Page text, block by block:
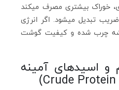
خوراک بیشتری مصرف میکند
تبدیل میشود. اگر انرژی
چرب شده و کیفیت گوشت
و اسیدهای آمینه